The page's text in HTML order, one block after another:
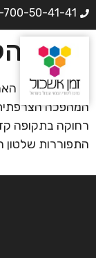
700-50-41-41
חליל
יצירת האופרה
המהפכה
רחוקה בתקופה
התפוררות שלטון